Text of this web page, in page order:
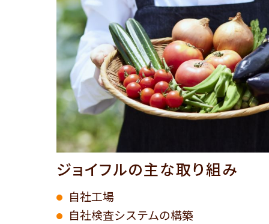
ジョイフルの主な取り組み
自社工場
自社検査システムの構築